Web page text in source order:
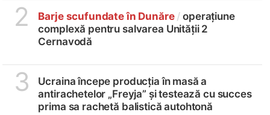
2 Barje scufundate în Dunăre / operațiune
complexă pentru salvarea Unității 2
Cernavodă
3
Ucraina începe producția în masă a
antirachetelor „Freyja” și testează cu succes
prima sa rachetă balistică autohtonă